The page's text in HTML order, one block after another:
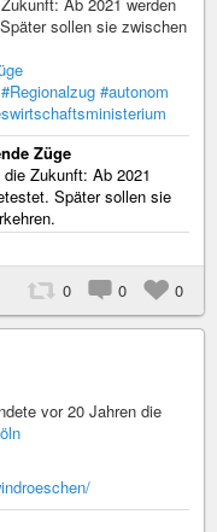
sollen sie zwischen
#Regionalzug #autonom
Züge
Zukunft: Ab 2021
Später sollen sie
0 0 0
vor 20 Jahren die